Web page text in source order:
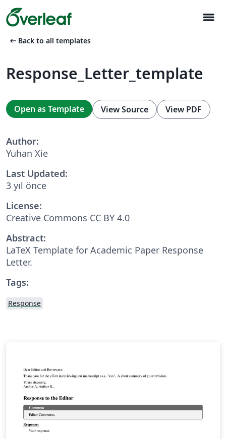
menu
arrow_left_alt Back to all templates
Response_Letter_template
Open as Template View Source View PDF
Author:
Yuhan Xie
Last Updated:
3 yıl önce
License:
Creative Commons CC BY 4.0
Abstract:
LaTeX Template for Academic Paper Response
Letter.
Tags:
Response